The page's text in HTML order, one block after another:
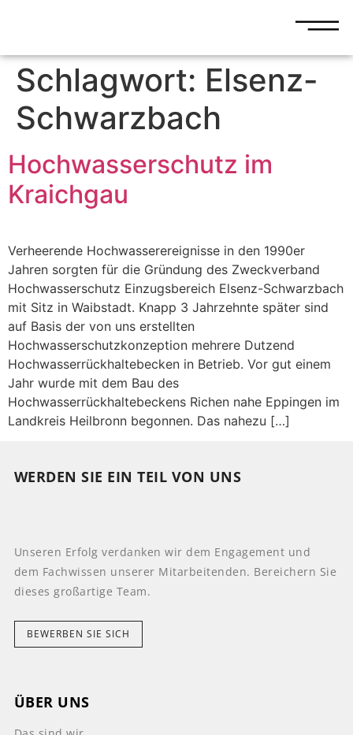
Schlagwort: Elsenz-
Schwarzbach
Hochwasserschutz im
Kraichgau
Verheerende Hochwasserereignisse in den 1990er
Jahren sorgten für die Gründung des Zweckverband
Hochwasserschutz Einzugsbereich Elsenz-Schwarzbach
mit Sitz in Waibstadt. Knapp 3 Jahrzehnte später sind
auf Basis der von uns erstellten
Hochwasserschutzkonzeption mehrere Dutzend
Hochwasserrückhaltebecken in Betrieb. Vor gut einem
Jahr wurde mit dem Bau des
Hochwasserrückhaltebeckens Richen nahe Eppingen im
Landkreis Heilbronn begonnen. Das nahezu […]
WERDEN SIE EIN TEIL VON UNS
Unseren Erfolg verdanken wir dem Engagement und
dem Fachwissen unserer Mitarbeitenden. Bereichern Sie
dieses großartige Team.
BEWERBEN SIE SICH
ÜBER UNS